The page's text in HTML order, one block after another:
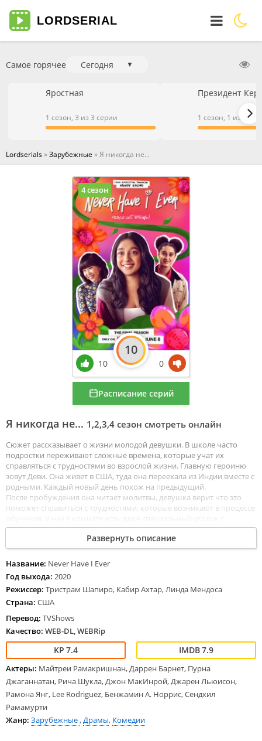
LORDSERIAL
Самое горячее Сегодня ▼
Яростная
1 сезон, 3 из 3 серии
Президент
1 сезон, 1 из 1
Lordserials»Зарубежные » Я никогда не...
Я никогда не... 1,2,3,4 сезон смотреть онлайн
Сюжет рассказывает о жизни молодой девушки. В школе часто
подростки переживают сложные времена, которые учат их
справляться с трудностями во взрослой жизни. Главную героиню
зовут Деви. Она живет в США, туда она переехала из Индии вместе с
родными. Каждый новый день похож на предыдущий.
После пробуждения она читает молитвы, девушка верит что это
поможет справиться с трудностями, которые возникают в процессе
иконами. Деви отправляется в школу где постоянно попадает в
смешные ситуации, которые не приносят ничего хорошего.
Развернуть описание
Название: Never Have I Ever
Год выхода: 2020
Режиссер: Тристрам Шапиро, Кабир Ахтар, Линда Мендоса
Страна: США
Перевод: TVShows
Качество: WEB-DL, WEBRip
7.4 7.9
Актеры: Майтреи Рамакришнан, Даррен Барнет, Пурна
Джаганнатан, Рича Шукла, Джон МакИнрой, Джарен Льюисон,
Рамона Янг, Lee Rodriguez, Бенжамин А. Норрис, Сендхил
Рамамурти
Жанр: Зарубежные , Драмы, Комедии
4 сезон
10
10
0
Расписание серий